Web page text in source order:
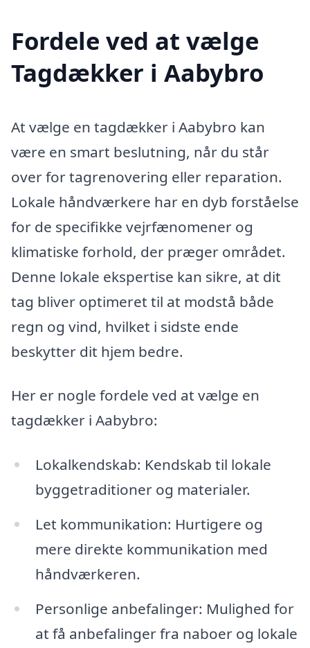
Fordele ved at vælge
Tagdækker i Aabybro
At vælge en tagdækker i Aabybro kan
være en smart beslutning, når du står
over for tagrenovering eller reparation.
Lokale håndværkere har en dyb forståelse
for de specifikke vejrfænomener og
klimatiske forhold, der præger området.
Denne lokale ekspertise kan sikre, at dit
tag bliver optimeret til at modstå både
regn og vind, hvilket i sidste ende
beskytter dit hjem bedre.
Her er nogle fordele ved at vælge en
tagdækker i Aabybro:
Lokalkendskab: Kendskab til lokale
byggetraditioner og materialer.
Let kommunikation: Hurtigere og
mere direkte kommunikation med
håndværkeren.
Personlige anbefalinger: Mulighed for
at få anbefalinger fra naboer og lokale